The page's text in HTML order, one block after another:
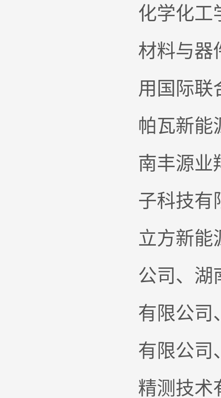
化学化工
材料与器
用国际联
帕瓦新能
南丰源业
子科技有
立方新能
公司、湖
有限公司
有限公司
精测技术